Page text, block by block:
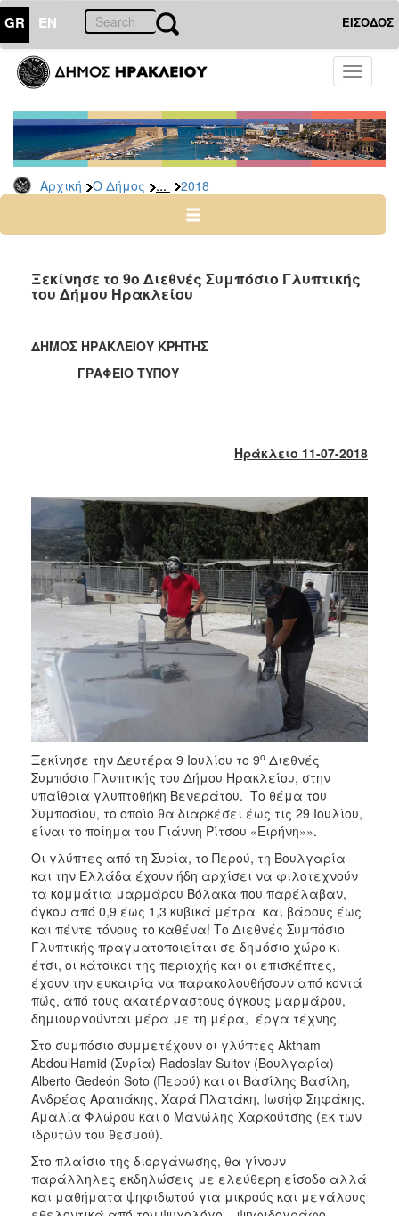
GR EN ΕΙΣΟΔΟΣ
Toggle
Αρχική Ο Δήμος ... 2018
ΔΗΜΟΣ
Δελτία
Τύπου
Αρχείο
2026
2024
2022
2020
2019
2013
2012
2011
2010
2006
ΤΟΠΟΣ
ΠΟΛΙΤΙΣΜΟΣ
ΑΝΘΕΚΤΙΚΗ
ΠΟΛΗ
Ξεκίνησε το 9ο Διεθνές Συμπόσιο Γλυπτικής
του Δήμου Ηρακλείου
ΔΗΜΟΣ ΗΡΑΚΛΕΙΟΥ ΚΡΗΤΗΣ
ΓΡΑΦΕΙΟ ΤΥΠΟΥ
Ηράκλειο 11-07-2018
Ξεκίνησε την Δευτέρα 9 Ιουλίου το 9ο Διεθνές
Συμπόσιο Γλυπτικής του Δήμου Ηρακλείου, στην
υπαίθρια γλυπτοθήκη Βενεράτου. Το θέμα του
Συμποσίου, το οποίο θα διαρκέσει έως τις 29 Ιουλίου,
είναι το ποίημα του Γιάννη Ρίτσου «Ειρήνη»».
Οι γλύπτες από τη Συρία, το Περού, τη Βουλγαρία
και την Ελλάδα έχουν ήδη αρχίσει να φιλοτεχνούν
τα κομμάτια μαρμάρου Βόλακα που παρέλαβαν,
όγκου από 0,9 έως 1,3 κυβικά μέτρα και βάρους έως
και πέντε τόνους το καθένα! Το Διεθνές Συμπόσιο
Γλυπτικής πραγματοποιείται σε δημόσιο χώρο κι
έτσι, οι κάτοικοι της περιοχής και οι επισκέπτες,
έχουν την ευκαιρία να παρακολουθήσουν από κοντά
πώς, από τους ακατέργαστους όγκους μαρμάρου,
δημιουργούνται μέρα με τη μέρα, έργα τέχνης.
Στο συμπόσιο συμμετέχουν οι γλύπτες Aktham
AbdoulHamid (Συρία) Radoslav Sultov (Βουλγαρία)
Alberto Gedeón Soto (Περού) και οι Βασίλης Βασίλη,
Ανδρέας Αραπάκης, Χαρά Πλατάκη, Ιωσήφ Σηφάκης,
Αμαλία Φλώρου και o Μανώλης Χαρκούτσης (εκ των
ιδρυτών του θεσμού).
Στο πλαίσιο της διοργάνωσης, θα γίνουν
παράλληλες εκδηλώσεις με ελεύθερη είσοδο αλλά
και μαθήματα ψηφιδωτού για μικρούς και μεγάλους